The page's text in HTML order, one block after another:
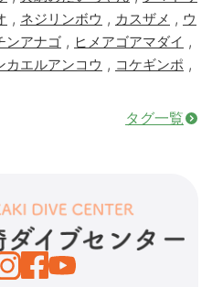
, ネジリンボウ , カスザメ , ウ
ンアナゴ , ヒメアゴアマダイ ,
カエルアンコウ , コケギンポ ,
タグ一覧